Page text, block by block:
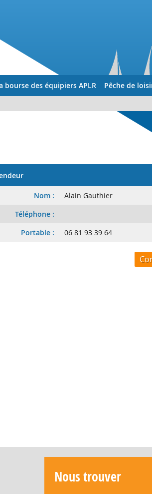
bourse des équipiers APLR Pêche de
Nom :
Alain Gauthier
Téléphone :
Portable :
06 81 93 39 64
Nous trouver